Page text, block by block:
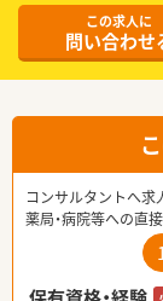
この求人に
問い合わせ
コンサルタントへ求
薬局・病院等への直